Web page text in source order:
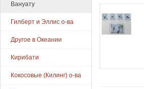
Вануату
Гилберт и Эллис о-ва
Другое в Океании
Кирибати
Кокосовые (Килинг) о-ва